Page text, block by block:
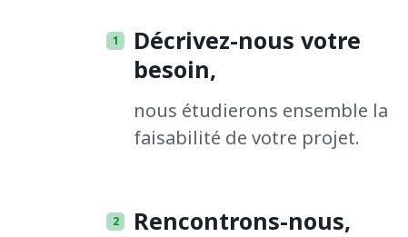
Décrivez-nous votre
besoin,
nous étudierons ensemble la
faisabilité de votre projet.
Rencontrons-nous,